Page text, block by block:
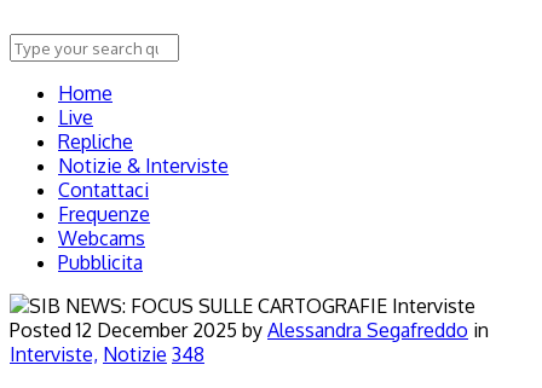
Home
Live
Repliche
Notizie & Interviste
Contattaci
Frequenze
Webcams
Pubblicita
Interviste
Posted12 December 2025 by Alessandra Segafreddo in
Interviste, Notizie 348